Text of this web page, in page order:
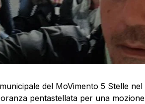
del MoVimento 5 Stelle
pentastellata per una